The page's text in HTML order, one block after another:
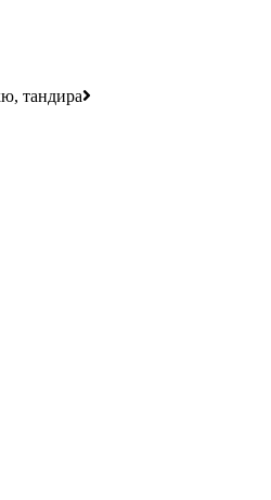
тандира